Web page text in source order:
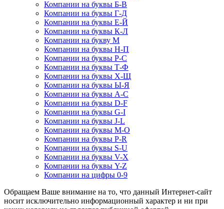
Компании на буквы Б-В
Компании на буквы Г-Д
Компании на буквы Е-Й
Компании на буквы К-Л
Компании на букву М
Компании на буквы Н-П
Компании на буквы Р-С
Компании на буквы Т-Ф
Компании на буквы Х-Щ
Компании на буквы Ы-Я
Компании на буквы A-C
Компании на буквы D-F
Компании на буквы G-I
Компании на буквы J-L
Компании на буквы M-O
Компании на буквы P-R
Компании на буквы S-U
Компании на буквы V-X
Компании на буквы Y-Z
Компании на цифры 0-9
Обращаем Ваше внимание на то, что данный Интернет-сайт
носит исключительно информационный характер и ни при